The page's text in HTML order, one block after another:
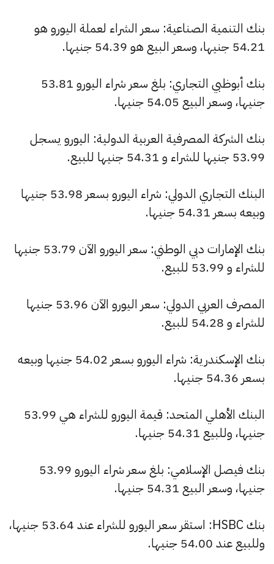
بنك التنمية الصناعية: سعر الشراء لعملة اليورو هو
54.21 جنيها، وسعر البيع هو 54.39 جنيها.
بنك أبوظبي التجاري: بلغ سعر شراء اليورو 53.81
جنيها، وسعر البيع 54.05 جنيها.
بنك الشركة المصرفية العربية الدولية: اليورو يسجل
53.99 جنيها للشراء و 54.31 جنيها للبيع.
البنك التجاري الدولي: شراء اليورو بسعر 53.98 جنيها
وبيعه بسعر 54.31 جنيها.
بنك الإمارات دبي الوطني: سعر اليورو الآن 53.79 جنيها
للشراء و 53.99 للبيع.
المصرف العربي الدولي: سعر اليورو الآن 53.96 جنيها
للشراء و 54.28 للبيع.
بنك الإسكندرية: شراء اليورو بسعر 54.02 جنيها وبيعه
بسعر 54.36 جنيها.
البنك الأهلي المتحد: قيمة اليورو للشراء هي 53.99
جنيها، وللبيع 54.31 جنيها.
بنك فيصل الإسلامي: بلغ سعر شراء اليورو 53.99
جنيها، وسعر البيع 54.31 جنيها.
بنك HSBC: استقر سعر اليورو للشراء عند 53.64 جنيها،
وللبيع عند 54.00 جنيها.